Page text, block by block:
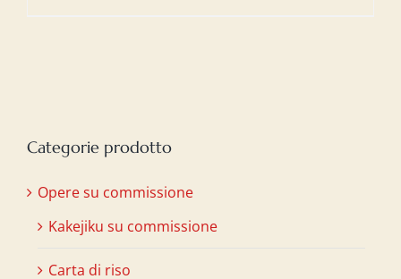
Categorie prodotto
Opere su commissione
Kakejiku su commissione
Carta di riso